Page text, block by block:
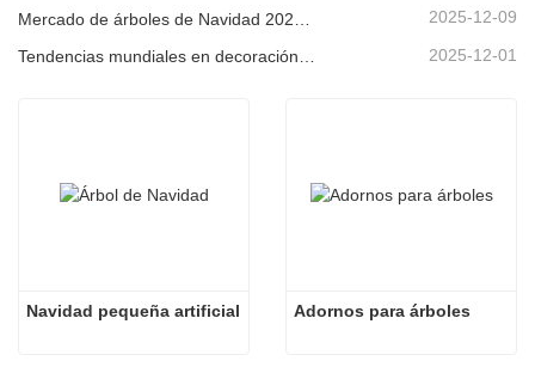
2025-12-09
2025-12-01
Navidad pequeña artificial Adornos para árboles